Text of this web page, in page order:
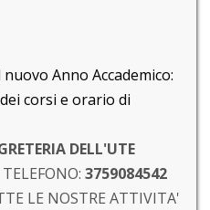
Anno Accademico:
corsi e orario di
DELL'UTE
3759084542
LE NOSTRE ATTIVITA'